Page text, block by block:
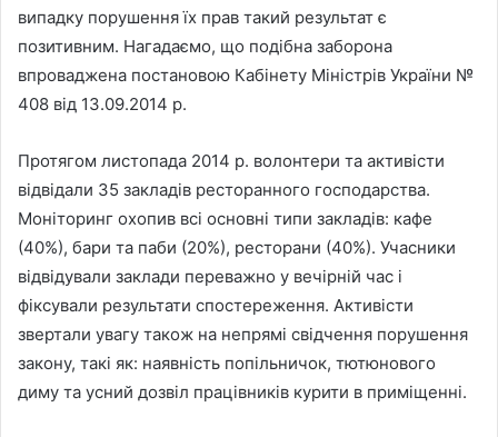
випадку порушення їх прав такий результат є
позитивним. Нагадаємо, що подібна заборона
впроваджена постановою Кабінету Міністрів України №
408 від 13.09.2014 р.
Протягом листопада 2014 р. волонтери та активісти
відвідали 35 закладів ресторанного господарства.
Моніторинг охопив всі основні типи закладів: кафе
(40%), бари та паби (20%), ресторани (40%). Учасники
відвідували заклади переважно у вечірній час і
фіксували результати спостереження. Активісти
звертали увагу також на непрямі свідчення порушення
закону, такі як: наявність попільничок, тютюнового
диму та усний дозвіл працівників курити в приміщенні.